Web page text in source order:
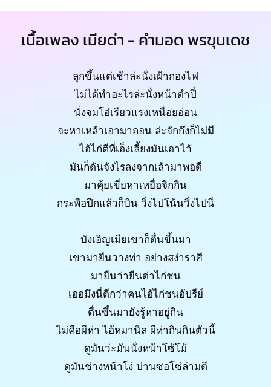
เนื้อเพลง เมียด่า - คำมอด พรขุนเดช
ลุกขึ้นแต่เช้าล่ะนั่งเฝ้ากองไฟ
ไม่ได้ทำอะไรล่ะนั่งหน้าดำปี๋
นั่งจมโอ๋เรียวแรงเหนื่อยอ่อน
จะหาเหล้าเอามาถอน ล่ะจักก๊งก็ไม่มี
ไอ้ไก่ตีที่เอ็งเลี้ยงมันเอาไว้
มันก็ดันจังไรลงจากเล้ามาพอดี
มาคุ้ยเขี่ยหาเหยื่อจิกกิน
กระพือปีกแล้วก็บิน วิ่งไปโน้นวิ่งไปนี่
บังเอิญเมียเขาก็ตื่นขึ้นมา
เขามายืนวางท่า อย่างสง่าราศี
มายืนว่ายืนด่าไก่ชน
เออมึงนี่ดีกว่าคนไอ้ไก่ชนอัปรีย์
ตื่นขึ้นมายังรู้หาอยู่กิน
ไม่คือผีห่า ไอ้หมานิล ผีห่ากินกินตัวนี้
ดูมันว่ะมันนั่งหน้าโซ้โม้
ดูมันช่างหน้าโง่ ปานซอโซ่ล่ามตี